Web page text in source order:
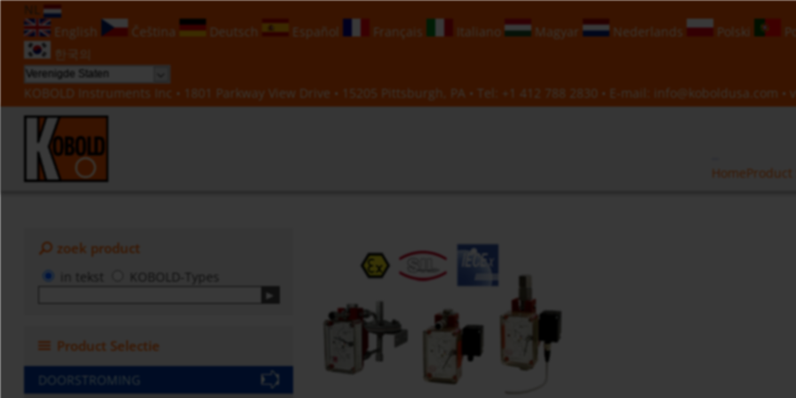
NL
English
Čeština Deutsch Español Français Italiano Magyar Nederlands Polski
한국의
KOBOLD Instruments Inc • 1801 Parkway View Drive • 15205 Pittsburgh, PA • Tel: +1 412 788 2830 • E-mail: info@koboldusa.com •
HomeProduct
zoek product
in tekst KOBOLD-Types
Product Selectie
DOORSTROMING